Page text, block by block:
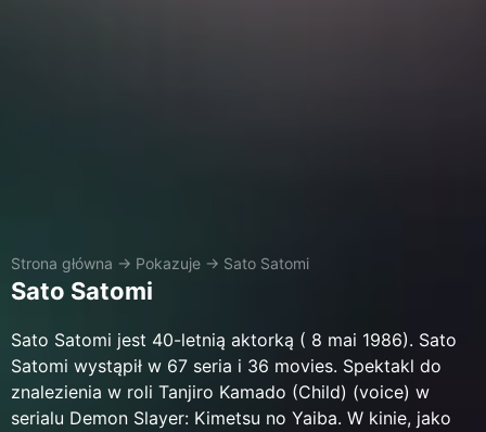
Strona główna → Pokazuje → Sato Satomi
Sato Satomi
Sato Satomi jest 40-letnią aktorką ( 8 mai 1986). Sato
Satomi wystąpił w 67 seria i 36 movies. Spektakl do
znalezienia w roli Tanjiro Kamado (Child) (voice) w
serialu Demon Slayer: Kimetsu no Yaiba. W kinie, jako